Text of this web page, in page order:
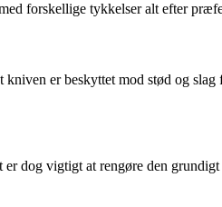
forskellige tykkelser alt efter
er beskyttet mod stød og slag
dog vigtigt at rengøre den